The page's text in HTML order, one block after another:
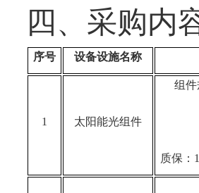
四、采购内
序号 设备设施名称
1 太阳能光组件
组件
质保：